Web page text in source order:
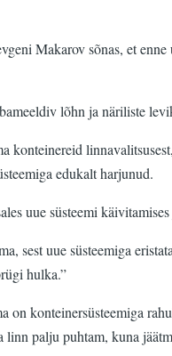
Makarov sõnas, et
lõhn ja näriliste
konteinereid
edukalt harjunud.
uue süsteemi
sest uue süsteemiga
hulka.”
on konteinersüsteemiga
palju puhtam, kuna